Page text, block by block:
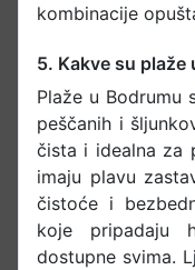
kombinacije
5. Kakve su plaže
Plaže u Bodrumu
peščanih i
čista i idealna za
imaju plavu
čistoće i
koje pripadaju
dostupne svima.